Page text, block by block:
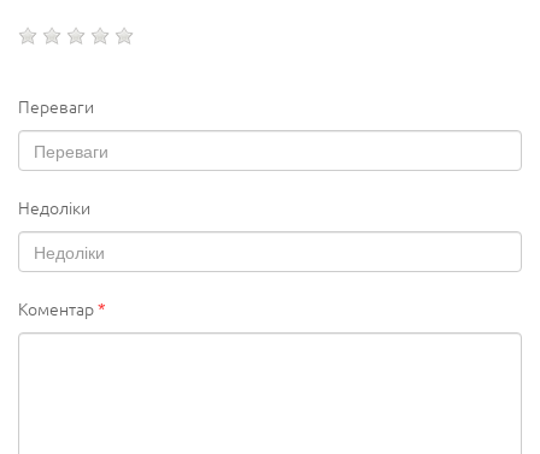
Переваги
Недоліки
Коментар*